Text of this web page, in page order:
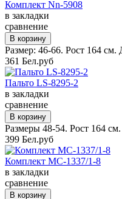
Комплект Nn-5908
в закладки
сравнение
Размер: 46-66. Рост 164 см.
361 Бел.руб
Пальто LS-8295-2
в закладки
сравнение
Размеры 48-54. Рост 164
399 Бел.руб
Комплект MC-1337/1-8
в закладки
сравнение